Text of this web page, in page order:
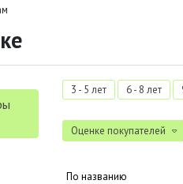
3 - 5 лет 6 - 8 лет
Оценке покупателей
По названию